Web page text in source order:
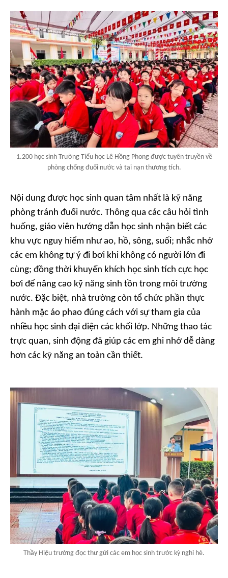
1.200 học sinh Trường Tiểu học Lê Hồng Phong được tuyên truyền về
phòng chống đuối nước và tai nạn thương tích.
Nội dung được học sinh quan tâm nhất là kỹ năng
phòng tránh đuối nước. Thông qua các câu hỏi tình
huống, giáo viên hướng dẫn học sinh nhận biết các
khu vực nguy hiểm như ao, hồ, sông, suối; nhắc nhở
các em không tự ý đi bơi khi không có người lớn đi
cùng; đồng thời khuyến khích học sinh tích cực học
bơi để nâng cao kỹ năng sinh tồn trong môi trường
nước. Đặc biệt, nhà trường còn tổ chức phần thực
hành mặc áo phao đúng cách với sự tham gia của
nhiều học sinh đại diện các khối lớp. Những thao tác
trực quan, sinh động đã giúp các em ghi nhớ dễ dàng
hơn các kỹ năng an toàn cần thiết.
Thầy Hiệu trưởng đọc thư gửi các em học sinh trước kỳ nghỉ hè.